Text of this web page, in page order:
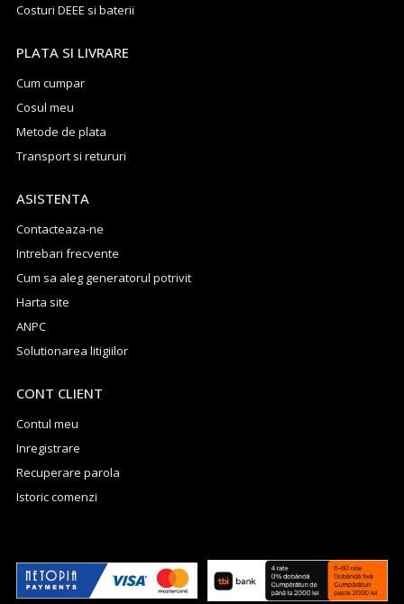
Costuri DEEE si baterii
PLATA SI LIVRARE
Cum cumpar
Cosul meu
Metode de plata
Transport si retururi
ASISTENTA
Contacteaza-ne
Intrebari frecvente
Cum sa aleg generatorul potrivit
Harta site
ANPC
Solutionarea litigiilor
CONT CLIENT
Contul meu
Inregistrare
Recuperare parola
Istoric comenzi